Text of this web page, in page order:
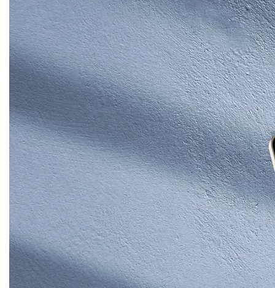
Blockchain
Intelligenza artificiale
Analisi predittiva
Chatbot e assistenti virtuali
Realtà Aumentata
Realtà Virtuale
Metaverso